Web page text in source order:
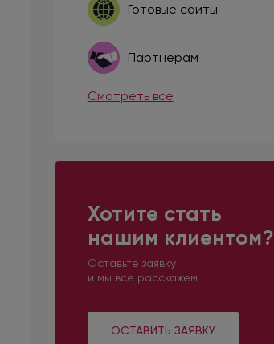
Готовые сайты
Партнерам
Смотреть все
Хотите стать
нашим клиентом?
Оставьте заявку
и мы все расскажем
ОСТАВИТЬ ЗАЯВКУ